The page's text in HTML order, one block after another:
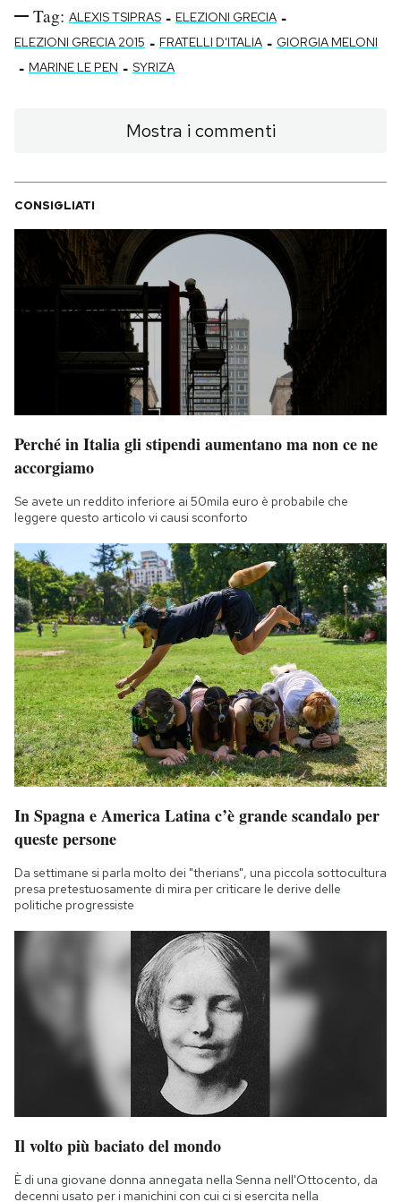
Tag: ALEXIS TSIPRAS - ELEZIONI GRECIA -
ELEZIONI GRECIA 2015 - FRATELLI D'ITALIA - GIORGIA MELONI
- MARINE LE PEN - SYRIZA
Mostra i commenti
CONSIGLIATI
Perché in Italia gli stipendi aumentano ma non ce ne
accorgiamo
Se avete un reddito inferiore ai 50mila euro è probabile che
leggere questo articolo vi causi sconforto
In Spagna e America Latina c’è grande scandalo per
queste persone
Da settimane si parla molto dei "therians", una piccola sottocultura
presa pretestuosamente di mira per criticare le derive delle
politiche progressiste
Il volto più baciato del mondo
È di una giovane donna annegata nella Senna nell'Ottocento, da
decenni usato per i manichini con cui ci si esercita nella